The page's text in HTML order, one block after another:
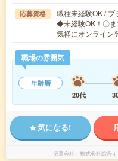
応募資格
職種未経験OK / ブ
◆未経験OK！〇ま
気軽にオンライ
職場の雰囲気
年齢層
20代
気になる!
派遣会社 株式会社綜合